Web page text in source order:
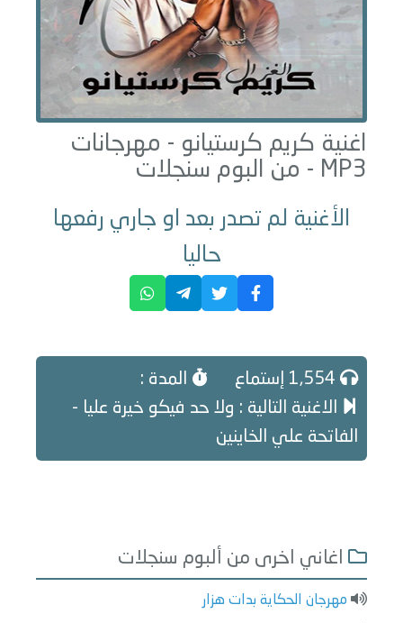
اغنية كريم كرستيانو - مهرجانات
MP3 - من البوم
سنجلات
الأغنية لم تصدر بعد او جاري رفعها
حاليا
المدة :
الاغنية التالية : ولا حد فيكو خيرة عليا -
الفاتحة علي الخاينين
اغاني اخرى من ألبوم سنجلات
مهرجان الحكاية بدات هزار